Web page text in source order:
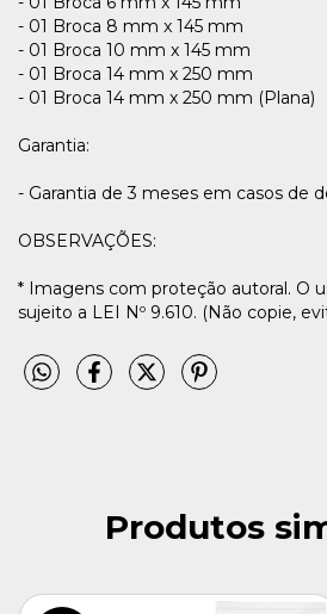
- 01 Broca 8 mm x 145 mm
- 01 Broca 10 mm x 145 mm
- 01 Broca 14 mm x 250 mm
- 01 Broca 14 mm x 250 mm (Plana)
Garantia:
- Garantia de 3 meses em casos de
OBSERVAÇÕES:
* Imagens com proteção autoral. O
sujeito a LEI Nº 9.610. (Não copie,
Produtos